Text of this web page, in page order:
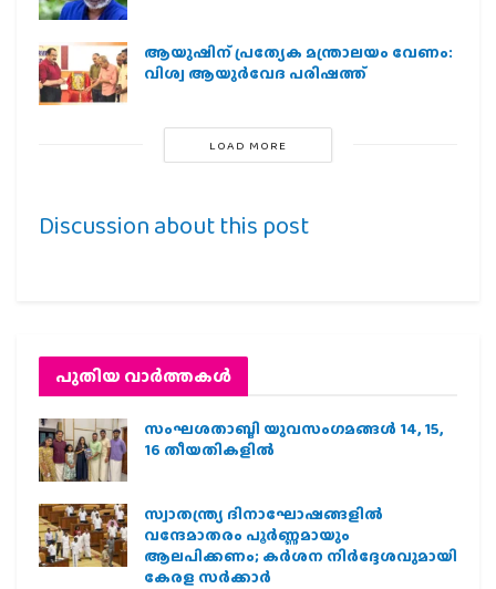
ആയുഷിന് പ്രത്യേക മന്ത്രാലയം വേണം:
വിശ്വ ആയുര്‍വേദ പരിഷത്ത്
LOAD MORE
Discussion about this post
പുതിയ വാര്‍ത്തകള്‍
സംഘശതാബ്ദി യുവസംഗമങ്ങള്‍ 14, 15,
16 തീയതികളില്‍
സ്വാതന്ത്ര്യ ദിനാഘോഷങ്ങളിൽ
വന്ദേമാതരം പൂർണ്ണമായും
ആലപിക്കണം; കർശന നിർദ്ദേശവുമായി
കേരള സർക്കാർ